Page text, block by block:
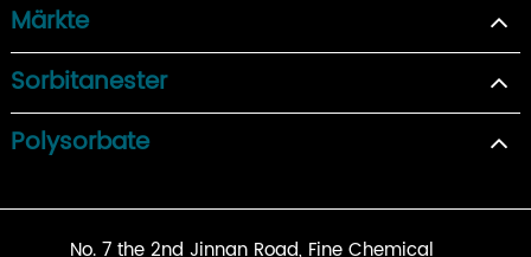
Märkte
Sorbitanester
Polysorbate
No. 7 the 2nd Jinnan Road, Fine Chemical